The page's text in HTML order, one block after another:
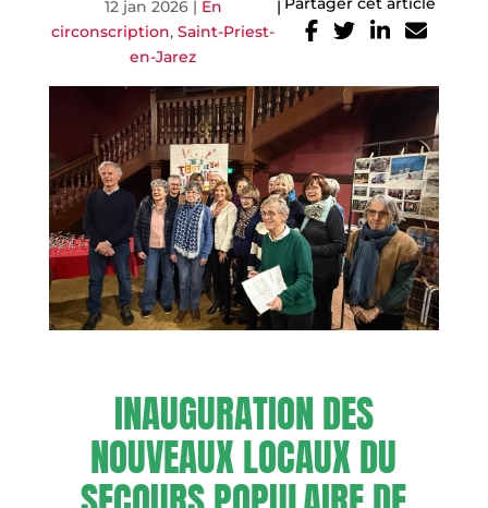
12 jan 2026| En
circonscription,Saint-Priest-
en-Jarez
|
INAUGURATION DES
NOUVEAUX LOCAUX DU